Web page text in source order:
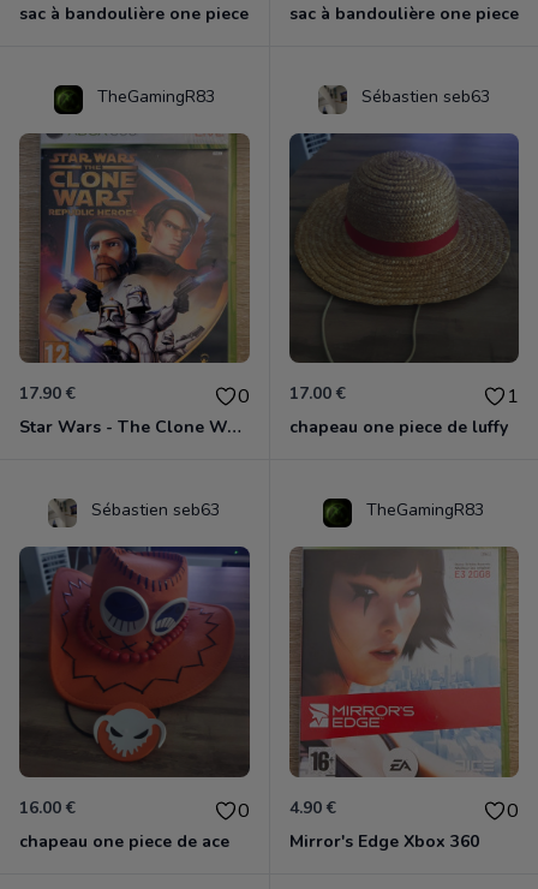
sac à bandoulière one piece sac à bandoulière one piece
TheGamingR83
17.90 € 0
Star Wars - The Clone Wars - Les Héros De La République Xbox 360
Sébastien seb63
17.00 € 1
chapeau one piece de luffy
Sébastien seb63
16.00 € 0
chapeau one piece de ace
TheGamingR83
4.90 € 0
Mirror's Edge Xbox 360